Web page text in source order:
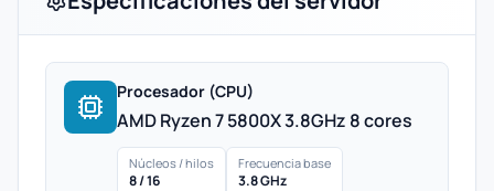
Procesador (CPU)
AMD Ryzen 7 5800X 3.8GHz 8 cores
Núcleos / hilos
8 / 16
Frecuencia base
3.8 GHz